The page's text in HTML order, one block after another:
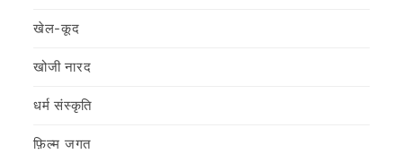
खेल-कूद
खोजी नारद
धर्म संस्कृति
फ़िल्‍म जगत